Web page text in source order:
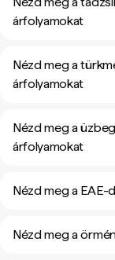
árfolyamokat
Nézd meg a
árfolyamokat
Nézd meg a
árfolyamokat
Nézd meg a EAE-
Nézd meg a